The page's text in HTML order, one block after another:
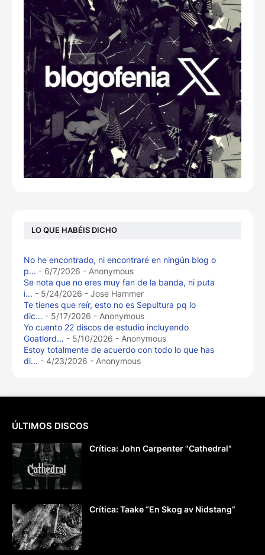
LO QUE HABÉIS DICHO
No he encontrado, ni encontraré en ningún blog o
p... - 6/7/2026 - Anonymous
Se nota que no eres muy fan de la banda, ni puta
i... - 5/24/2026 - Jose Hammer
Te tienes que reír, esto no es Sepultura pq lo
dic... - 5/17/2026 - Anonymous
Yo cuento 22 discos de estudio incluyendo
Goatlord... - 5/10/2026 - Anonymous
Estoy totalmente de acuerdo con todo lo que has
di... - 4/23/2026 - Anonymous
ÚLTIMOS DISCOS
Crítica: John Carpenter "Cathedral"
Crítica: Taake “En Skog av Nidstang”